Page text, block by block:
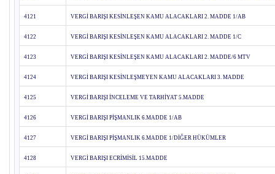
4121 VERGİ BARIŞI KESİNLEŞEN KAMU ALACAKLARI 2. MADDE 1/AB
4122 VERGİ BARIŞI KESİNLEŞEN KAMU ALACAKLARI 2. MADDE 1/C
4123 VERGİ BARIŞI KESİNLEŞEN KAMU ALACAKLARI 2. MADDE/6 MTV
4124 VERGİ BARIŞI KESİNLEŞMEYEN KAMU ALACAKLARI 3. MADDE
4125 VERGİ BARIŞI İNCELEME VE TARHİYAT 5.MADDE
4126 VERGİ BARIŞI PİŞMANLIK 6.MADDE 1/AB
4127 VERGİ BARIŞI PİŞMANLIK 6.MADDE 1/DİĞER HÜKÜMLER
4128 VERGİ BARIŞI ECRİMİSİL 15.MADDE